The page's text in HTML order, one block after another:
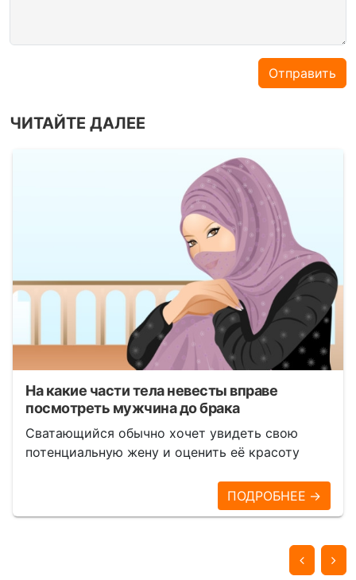
Отправить
ЧИТАЙТЕ ДАЛЕЕ
На какие части тела невесты вправе
посмотреть мужчина до брака
Сватающийся обычно хочет увидеть свою
потенциальную жену и оценить её красоту
ПОДРОБНЕЕ →